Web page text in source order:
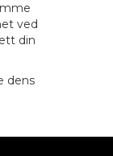
ved
din
dens